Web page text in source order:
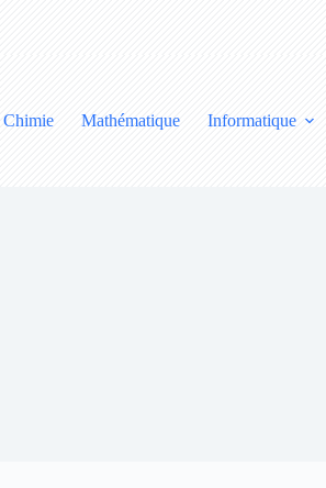
Chimie Mathématique Informatique